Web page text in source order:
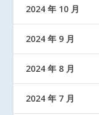
2024 年 10 月
2024 年 9 月
2024 年 8 月
2024 年 7 月